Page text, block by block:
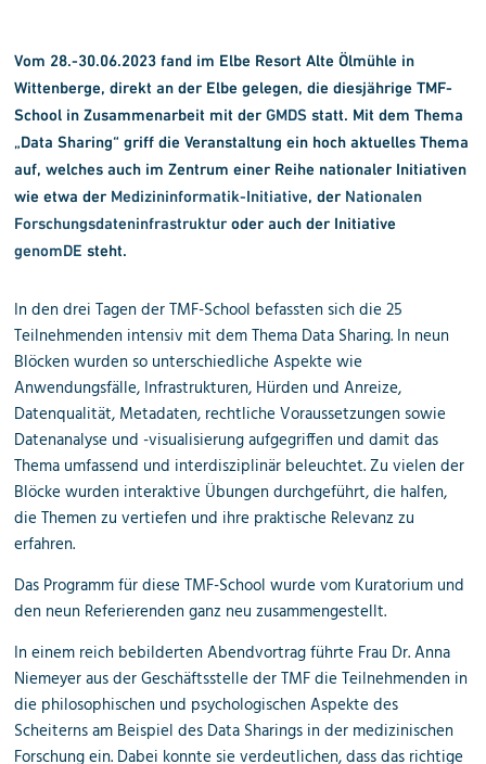
Vom 28.-30.06.2023 fand im Elbe Resort Alte Ölmühle in
Wittenberge, direkt an der Elbe gelegen, die diesjährige TMF-
School in Zusammenarbeit mit derGMDS statt. Mit dem Thema
„Data Sharing“ griff die Veranstaltung ein hoch aktuelles Thema
auf, welches auch im Zentrum einer Reihe nationaler Initiativen
wie etwa der Medizininformatik-Initiative, der Nationalen
Forschungsdateninfrastruktur oder auch der Initiative
genomDE steht.
In den drei Tagen der TMF-School befassten sich die 25
Teilnehmenden intensiv mit dem Thema Data Sharing. In neun
Blöcken wurden so unterschiedliche Aspekte wie
Anwendungsfälle, Infrastrukturen, Hürden und Anreize,
Datenqualität, Metadaten, rechtliche Voraussetzungen sowie
Datenanalyse und -visualisierung aufgegriffen und damit das
Thema umfassend und interdisziplinär beleuchtet. Zu vielen der
Blöcke wurden interaktive Übungen durchgeführt, die halfen,
die Themen zu vertiefen und ihre praktische Relevanz zu
erfahren.
Das Programm für diese TMF-School wurde vom Kuratorium und
den neun Referierenden ganz neu zusammengestellt.
In einem reich bebilderten Abendvortrag führte Frau Dr. Anna
Niemeyer aus der Geschäftsstelle der TMF die Teilnehmenden in
die philosophischen und psychologischen Aspekte des
Scheiterns am Beispiel des Data Sharings in der medizinischen
Forschung ein. Dabei konnte sie verdeutlichen, dass das richtige